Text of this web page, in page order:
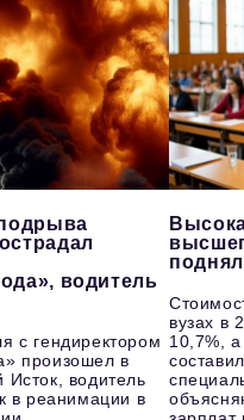
водитель
с гендиректором
произошел в
Исток, водитель
в реанимации в
вузах в
10,7%, а